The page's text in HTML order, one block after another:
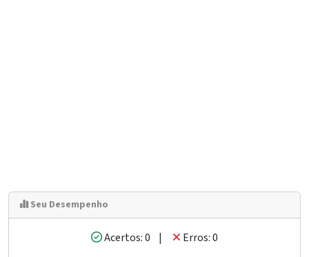
Seu Desempenho
Acertos: 0 |
Erros: 0